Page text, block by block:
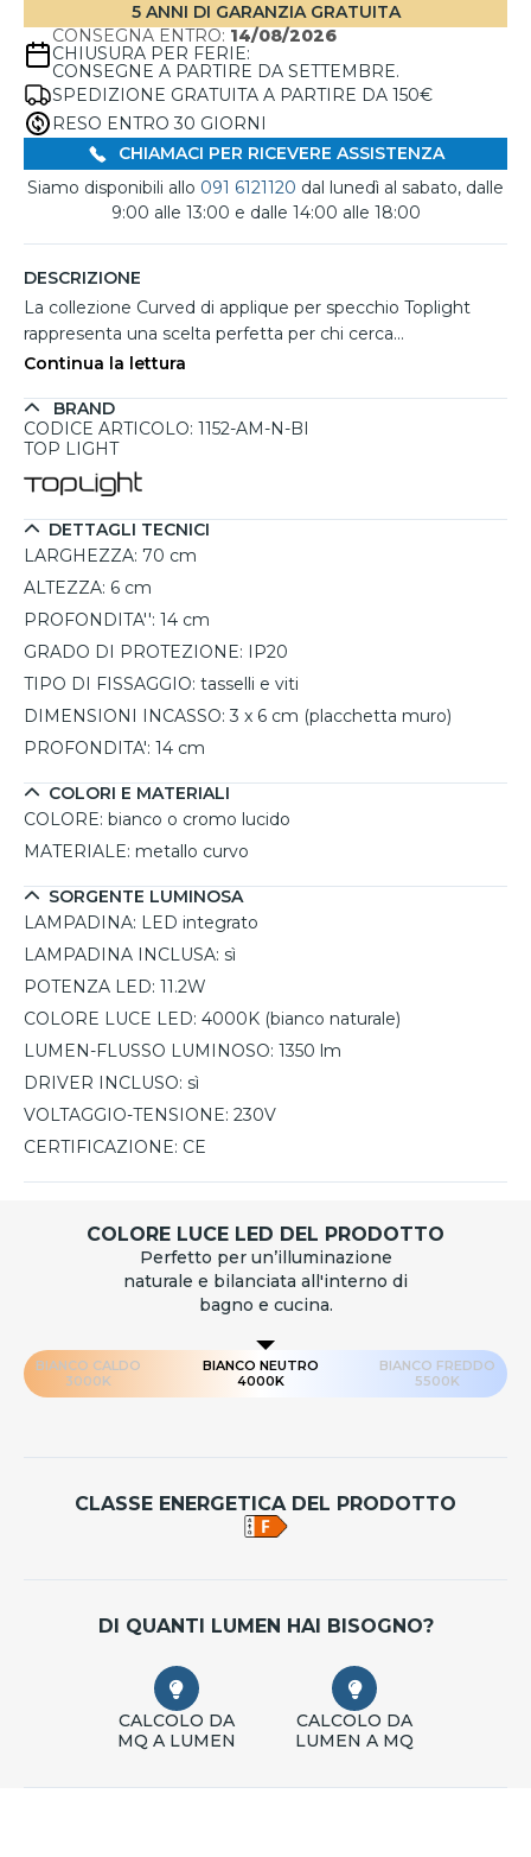
5 ANNI DI GARANZIA GRATUITA
CONSEGNA ENTRO: 14/08/2026
CHIUSURA PER FERIE:
CONSEGNE A PARTIRE DA SETTEMBRE.
SPEDIZIONE GRATUITA A PARTIRE DA 150€
RESO ENTRO 30 GIORNI
CHIAMACI PER RICEVERE ASSISTENZA
Siamo disponibili allo 091 6121120 dal lunedì al sabato, dalle
9:00 alle 13:00 e dalle 14:00 alle 18:00
DESCRIZIONE
La collezione Curved di applique per specchio Toplight
rappresenta una scelta perfetta per chi cerca
un’illuminazione minimalista ed efficiente, ideale per il
commerciali. Realizzate in metallo curvo, con finiture
disponibili in bianco o cromo lucido, queste applique sono
per essere installate sopra specchi, quadri o superfici che
richiedono una luce chiara e precisa. Con un design
elegante, si integrano facilmente in vari contesti d’arredo,
Continua la lettura
BRAND
CODICE ARTICOLO: 1152-AM-N-BI
TOP LIGHT
DETTAGLI TECNICI
LARGHEZZA: 70 cm
ALTEZZA: 6 cm
PROFONDITA'': 14 cm
GRADO DI PROTEZIONE:
IP20
TIPO DI FISSAGGIO: tasselli e viti
DIMENSIONI INCASSO: 3 x 6 cm (placchetta muro)
PROFONDITA': 14 cm
COLORI E MATERIALI
COLORE: bianco o cromo lucido
MATERIALE: metallo curvo
SORGENTE LUMINOSA
LAMPADINA: LED integrato
LAMPADINA INCLUSA: sì
POTENZA LED: 11.2W
COLORE LUCE LED: 4000K (bianco naturale)
LUMEN-FLUSSO LUMINOSO: 1350 lm
DRIVER INCLUSO: sì
VOLTAGGIO-TENSIONE: 230V
CERTIFICAZIONE: CE
COLORE LUCE LED DEL PRODOTTO
Perfetto per un’illuminazione
naturale e bilanciata all'interno di
bagno e cucina.
BIANCO CALDO
3000K
BIANCO NEUTRO
4000K
BIANCO FREDDO
5500K
CLASSE ENERGETICA DEL PRODOTTO
DI QUANTI LUMEN HAI BISOGNO?
CALCOLO DA
MQ A LUMEN
CALCOLO DA
LUMEN A MQ